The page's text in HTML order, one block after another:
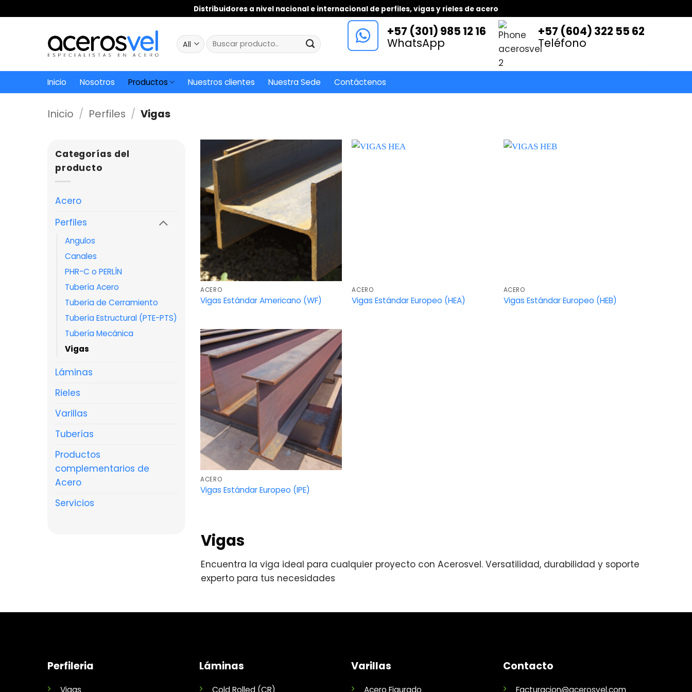
to
Distribuidores a nivel nacional e internacional de perfiles, vigas y rieles de acero
Buscar
por:
+57 (301) 985 12 16
WhatsApp
+57 (604) 322 55 62
Teléfono
Inicio Nosotros Productos Nuestros clientes Nuestra Sede Contáctenos
Inicio / Perfiles / Vigas
Categorías del
producto
Acero
Perfiles
Angulos
Canales
PHR-C o PERLÍN
Tubería Acero
Tubería de Cerramiento
Tubería Estructural (PTE-PTS)
Tubería Mecánica
Vigas
Láminas
Rieles
Varillas
Tuberías
Productos
complementarios de
Acero
Servicios
ACERO
Vigas Estándar Americano (WF)
ACERO
Vigas Estándar Europeo (HEA)
ACERO
Vigas Estándar Europeo (HEB)
ACERO
Vigas Estándar Europeo (IPE)
Vigas
Encuentra la viga ideal para cualquier proyecto con Acerosvel. Versatilidad, durabilidad y soporte
experto para tus necesidades
Perfileria
Vigas
Láminas
Cold Rolled (CR)
Varillas
Acero Figurado
Contacto
Facturacion@acerosvel.com